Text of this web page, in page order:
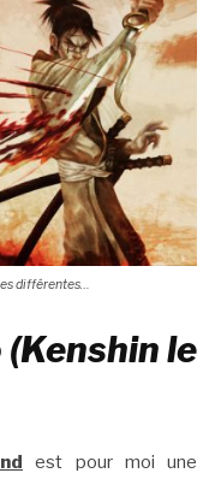
différentes…
(Kenshin le
est pour moi une